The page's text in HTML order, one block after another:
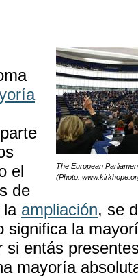
The European
(Photo:
el
de
la ampliación, se
significa la
si entás
mayoría